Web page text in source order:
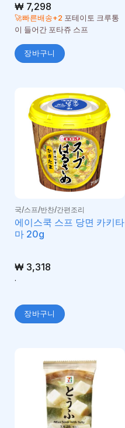
5 중에서
5로 평가
됨
₩7,298
🚀빠른배송+2 포테이토 크루통
이 들어간 포타쥬 스프
장바구니
국/스프/반찬/간편조리
에이스쿡 스프 당면 카키타
마 20g
₩3,318
.
장바구니